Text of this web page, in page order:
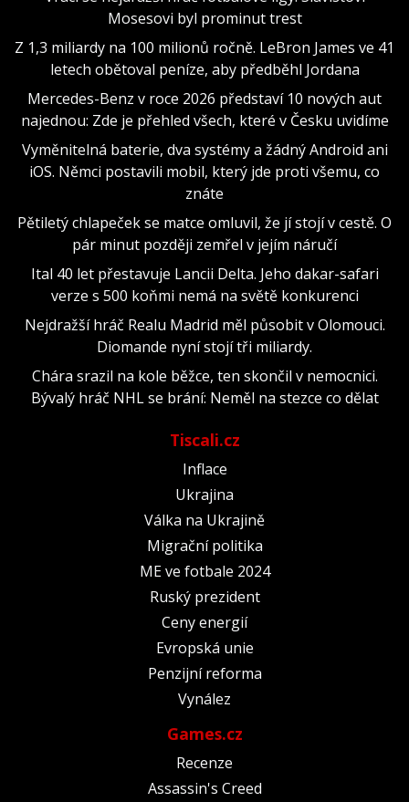
Mosesovi byl prominut trest
Z 1,3 miliardy na 100 milionů ročně. LeBron James ve 41
letech obětoval peníze, aby předběhl Jordana
Mercedes-Benz v roce 2026 představí 10 nových aut
najednou: Zde je přehled všech, které v Česku uvidíme
Vyměnitelná baterie, dva systémy a žádný Android ani
iOS. Němci postavili mobil, který jde proti všemu, co
znáte
Pětiletý chlapeček se matce omluvil, že jí stojí v cestě. O
pár minut později zemřel v jejím náručí
Ital 40 let přestavuje Lancii Delta. Jeho dakar-safari
verze s 500 koňmi nemá na světě konkurenci
Nejdražší hráč Realu Madrid měl působit v Olomouci.
Diomande nyní stojí tři miliardy.
Chára srazil na kole běžce, ten skončil v nemocnici.
Bývalý hráč NHL se brání: Neměl na stezce co dělat
Tiscali.cz
Inflace
Ukrajina
Válka na Ukrajině
Migrační politika
ME ve fotbale 2024
Ruský prezident
Ceny energií
Evropská unie
Penzijní reforma
Vynález
Games.cz
Recenze
Assassin's Creed